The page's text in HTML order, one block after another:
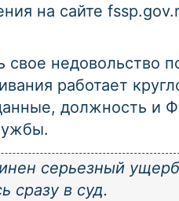
на сайте
свое
работает
должность и
серьезный ущерб
сразу в суд.